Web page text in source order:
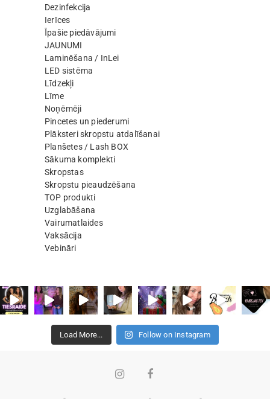
Dezinfekcija
Ierīces
Īpašie piedāvājumi
JAUNUMI
Laminēšana / InLei
LED sistēma
Līdzekļi
Līme
Noņēmēji
Pincetes un piederumi
Plāksteri skropstu atdalīšanai
Planšetes / Lash BOX
Sākuma komplekti
Skropstas
Skropstu pieaudzēšana
TOP produkti
Uzglabāšana
Vairumatlaides
Vaksācija
Vebināri
Load More... Follow on Instagram
InstagramFacebook